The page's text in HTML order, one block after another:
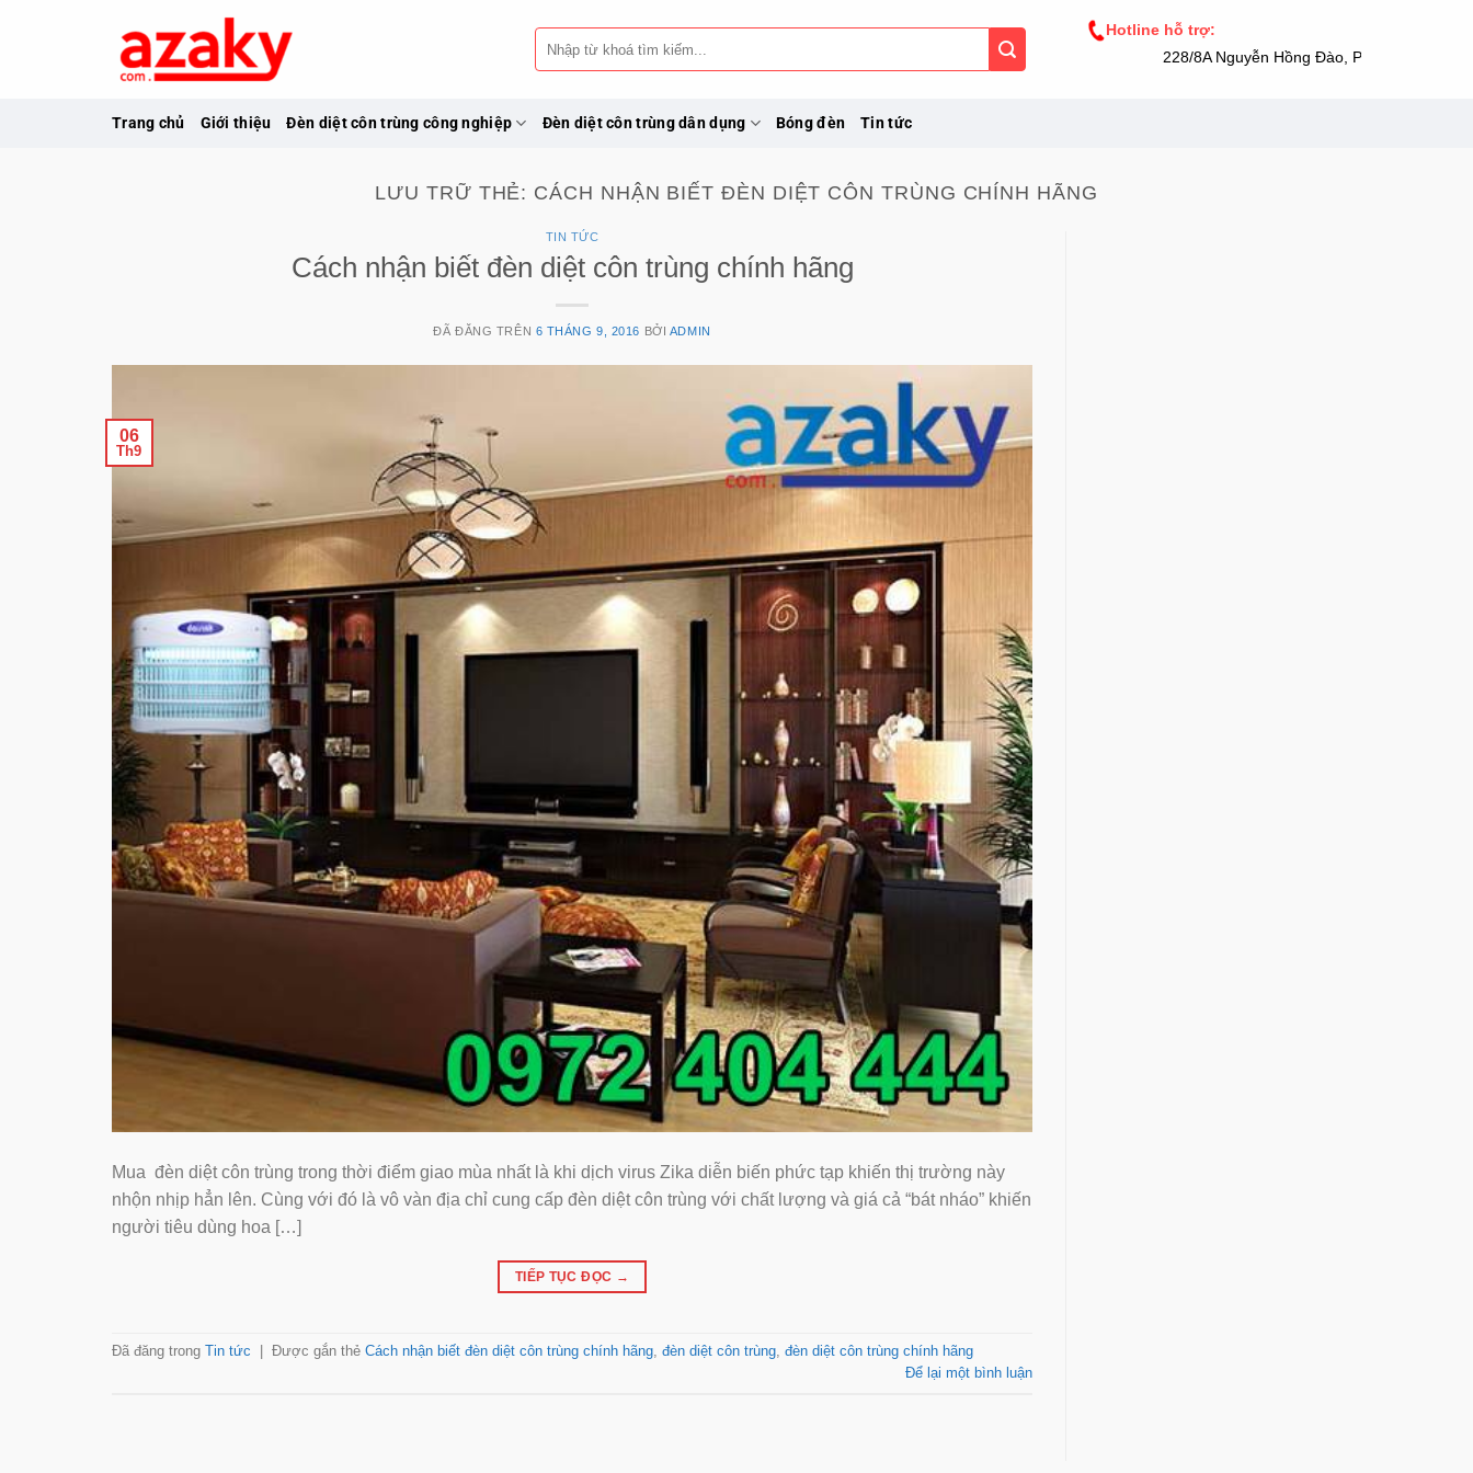
Tìm
kiếm:
Hotline hỗ trợ:
228/8A Nguyễn Hồng Đào, Phường 14, Tân
Trang chủ Giới thiệu Đèn diệt côn trùng công nghiệp Đèn diệt côn trùng dân dụng Bóng đèn Tin tức
LƯU TRỮ THẺ: CÁCH NHẬN BIẾT ĐÈN DIỆT CÔN TRÙNG CHÍNH HÃNG
TIN TỨC
Cách nhận biết đèn diệt côn trùng chính hãng
ĐÃ ĐĂNG TRÊN 6 THÁNG 9, 2016 BỞI ADMIN
06
Th9
Mua đèn diệt côn trùng trong thời điểm giao mùa nhất là khi dịch virus Zika diễn biến phức tạp khiến thị trường này
nhộn nhịp hẳn lên. Cùng với đó là vô vàn địa chỉ cung cấp đèn diệt côn trùng với chất lượng và giá cả “bát nháo” khiến
người tiêu dùng hoa […]
TIẾP TỤC ĐỌC →
Đã đăng trong Tin tức Được gắn thẻ Cách nhận biết đèn diệt côn trùng chính hãng, đèn diệt côn trùng, đèn diệt côn trùng chính hãng
Để lại một bình luận